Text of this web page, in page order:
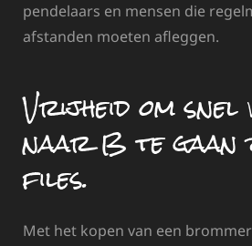
pendelaars en mensen die
afstanden moeten afleggen.
Vrijheid om snel
naar B te gaan
files.
Met het kopen van een